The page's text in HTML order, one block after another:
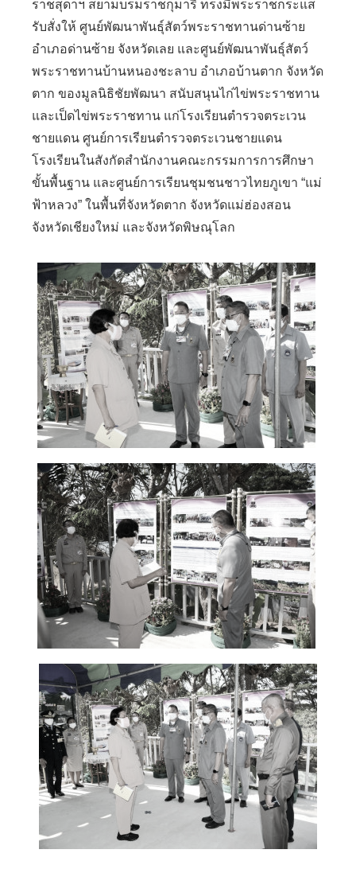
ราชสุดาฯ สยามบรมราชกุมารี ทรงมีพระราชกระแส
รับสั่งให้ ศูนย์พัฒนาพันธุ์สัตว์พระราชทานด่านซ้าย
อำเภอด่านซ้าย จังหวัดเลย และศูนย์พัฒนาพันธุ์สัตว์
พระราชทานบ้านหนองชะลาบ อำเภอบ้านตาก จังหวัด
ตาก ของมูลนิธิชัยพัฒนา สนับสนุนไก่ไข่พระราชทาน
และเป็ดไข่พระราชทาน แก่โรงเรียนตำรวจตระเวน
ชายแดน ศูนย์การเรียนตำรวจตระเวนชายแดน
โรงเรียนในสังกัดสำนักงานคณะกรรมการการศึกษา
ขั้นพื้นฐาน และศูนย์การเรียนชุมชนชาวไทยภูเขา “แม่
ฟ้าหลวง” ในพื้นที่จังหวัดตาก จังหวัดแม่ฮ่องสอน
จังหวัดเชียงใหม่ และจังหวัดพิษณุโลก